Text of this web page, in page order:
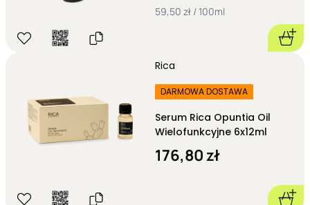
59,50 zł / 100ml
Rica
DARMOWA DOSTAWA
Serum Rica Opuntia Oil
Wielofunkcyjne 6x12ml
176,80 zł